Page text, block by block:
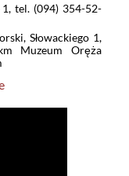
tel. (094) 354-52-
Słowackiego 1,
Muzeum Oręża